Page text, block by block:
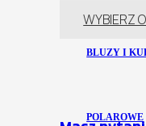
BLUZY I
POLAROWE
WYBIERZ